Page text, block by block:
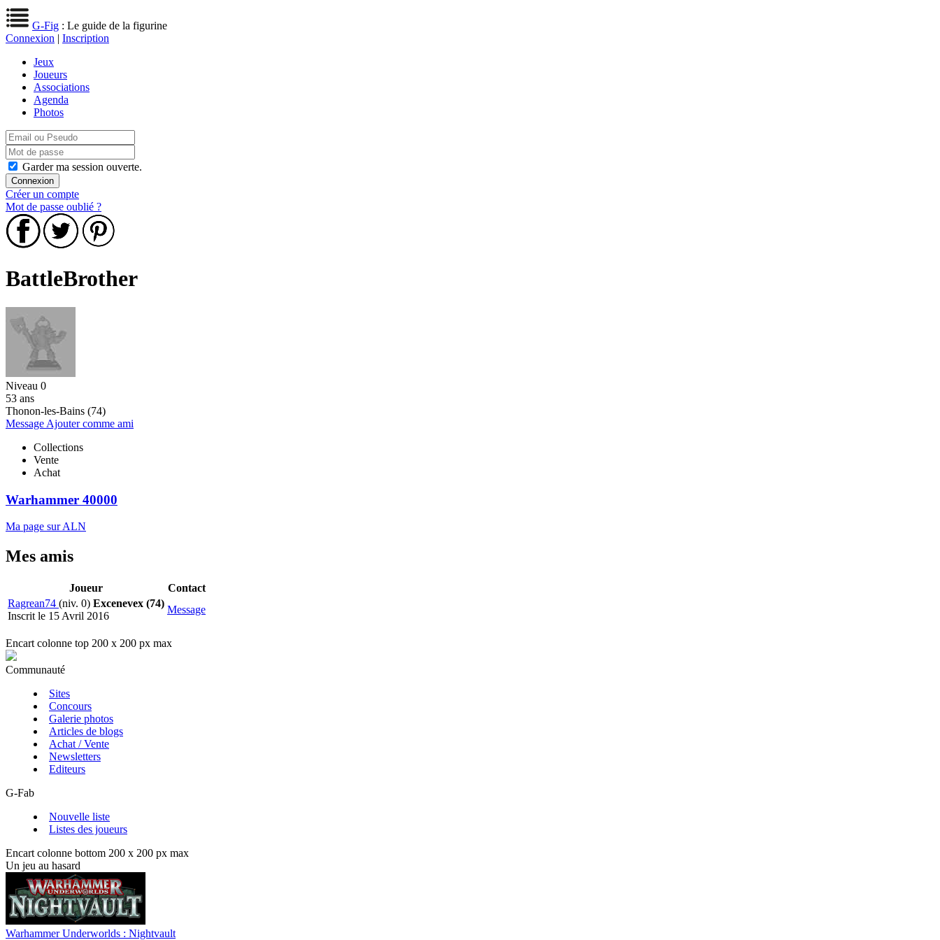
G-Fig : Le guide de la figurine
Connexion | Inscription
Jeux
Joueurs
Associations
Agenda
Photos
Garder ma session ouverte.
Créer un compte
Mot de passe oublié ?
BattleBrother
Niveau 0
53 ans
Thonon-les-Bains (74)
Message Ajouter comme ami
Collections
Vente
Achat
Warhammer 40000
Ma page sur ALN
Mes amis
Joueur
Contact
Ragrean74 (niv. 0) Excenevex (74)
Inscrit le 15 Avril 2016
Message
Encart colonne top 200 x 200 px max
Communauté
Sites
Concours
Galerie photos
Articles de blogs
Achat / Vente
Newsletters
Editeurs
G-Fab
Nouvelle liste
Listes des joueurs
Encart colonne bottom 200 x 200 px max
Un jeu au hasard
Warhammer Underworlds : Nightvault